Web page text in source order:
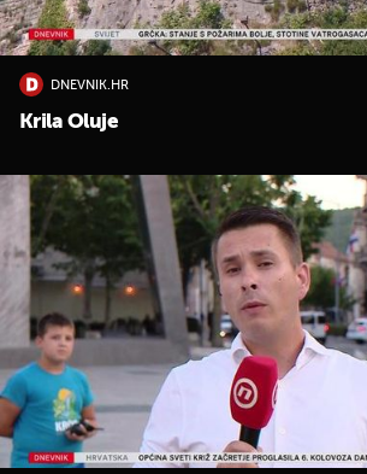
DNEVNIK.HR
Krila Oluje